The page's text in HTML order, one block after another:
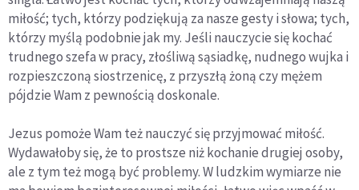
miłość; tych, którzy podziękują za nasze gesty i słowa; tych,
którzy myślą podobnie jak my. Jeśli nauczycie się kochać
trudnego szefa w pracy, złośliwą sąsiadkę, nudnego wujka i
rozpieszczoną siostrzenicę, z przyszłą żoną czy mężem
pójdzie Wam z pewnością doskonale.
Jezus pomoże Wam też nauczyć się przyjmować miłość.
Wydawałoby się, że to prostsze niż kochanie drugiej osoby,
ale z tym też mogą być problemy. W ludzkim wymiarze nie